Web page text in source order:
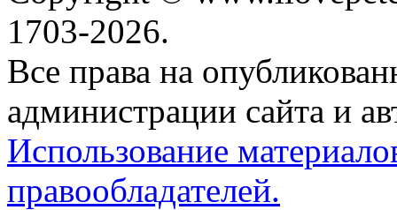
1703-2026.
Все права на
администрации сайта и
Использование
правообладателей.